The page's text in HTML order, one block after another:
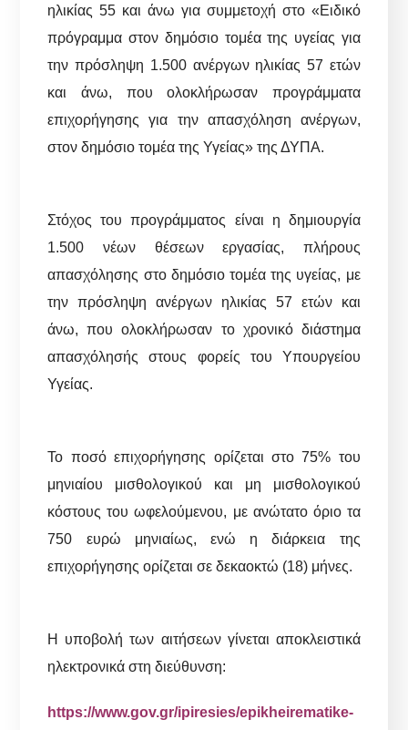
ηλικίας 55 και άνω για συμμετοχή στο «Ειδικό
πρόγραμμα στον δημόσιο τομέα της υγείας για
την πρόσληψη 1.500 ανέργων ηλικίας 57 ετών
και άνω, που ολοκλήρωσαν προγράμματα
επιχορήγησης για την απασχόληση ανέργων,
στον δημόσιο τομέα της Υγείας» της ΔΥΠΑ.
Στόχος του προγράμματος είναι η δημιουργία
1.500 νέων θέσεων εργασίας, πλήρους
απασχόλησης στο δημόσιο τομέα της υγείας, με
την πρόσληψη ανέργων ηλικίας 57 ετών και
άνω, που ολοκλήρωσαν το χρονικό διάστημα
απασχόλησής στους φορείς του Υπουργείου
Υγείας.
Το ποσό επιχορήγησης ορίζεται στο 75% του
μηνιαίου μισθολογικού και μη μισθολογικού
κόστους του ωφελούμενου, με ανώτατο όριο τα
750 ευρώ μηνιαίως, ενώ η διάρκεια της
επιχορήγησης ορίζεται σε δεκαοκτώ (18) μήνες.
Η υποβολή των αιτήσεων γίνεται αποκλειστικά
ηλεκτρονικά στη διεύθυνση:
https://www.gov.gr/ipiresies/epikheirematike-